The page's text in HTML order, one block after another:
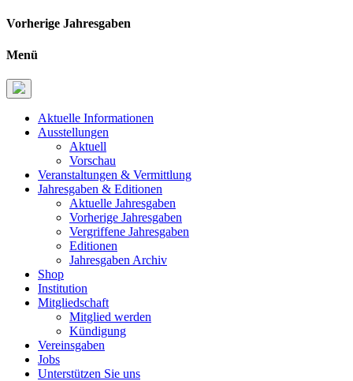
Vorherige Jahresgaben
Menü
Aktuelle Informationen
Ausstellungen
Aktuell
Vorschau
Veranstaltungen & Vermittlung
Jahresgaben & Editionen
Aktuelle Jahresgaben
Vorherige Jahresgaben
Vergriffene Jahresgaben
Editionen
Jahresgaben Archiv
Shop
Institution
Mitgliedschaft
Mitglied werden
Kündigung
Vereinsgaben
Jobs
Unterstützen Sie uns